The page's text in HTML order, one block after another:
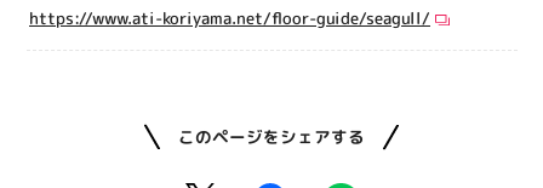
https://www.ati-koriyama.net/floor-guide/seagull/
このページをシェアする